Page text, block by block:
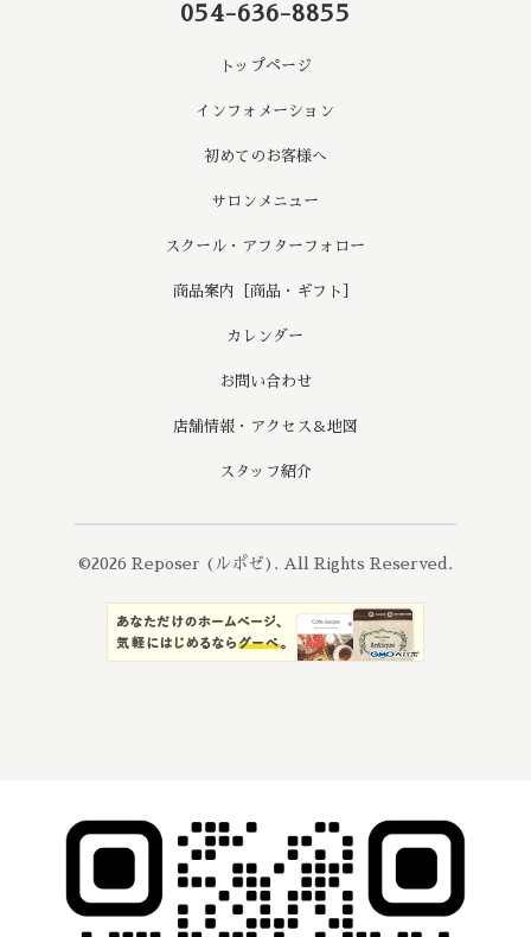
054-636-8855
トップページ
インフォメーション
初めてのお客様へ
サロンメニュー
スクール・アフターフォロー
商品案内［商品・ギフト］
カレンダー
お問い合わせ
店舗情報・アクセス＆地図
スタッフ紹介
©2026 Reposer (ルポゼ) . All Rights Reserved.